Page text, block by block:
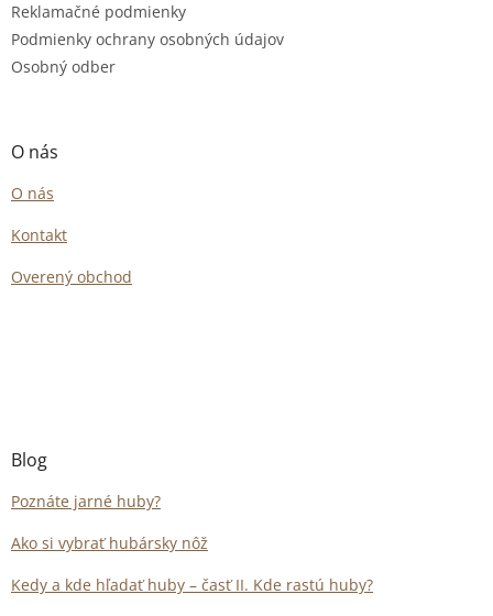
Reklamačné podmienky
Podmienky ochrany osobných údajov
Osobný odber
O nás
O nás
Kontakt
Overený obchod
Blog
Poznáte jarné huby?
Ako si vybrať hubársky nôž
Kedy a kde hľadať huby – časť II. Kde rastú huby?